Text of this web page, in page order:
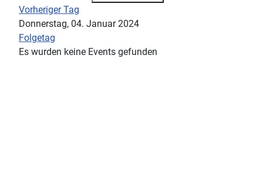
Vorheriger Tag
Donnerstag, 04. Januar 2024
Folgetag
Es wurden keine Events gefunden